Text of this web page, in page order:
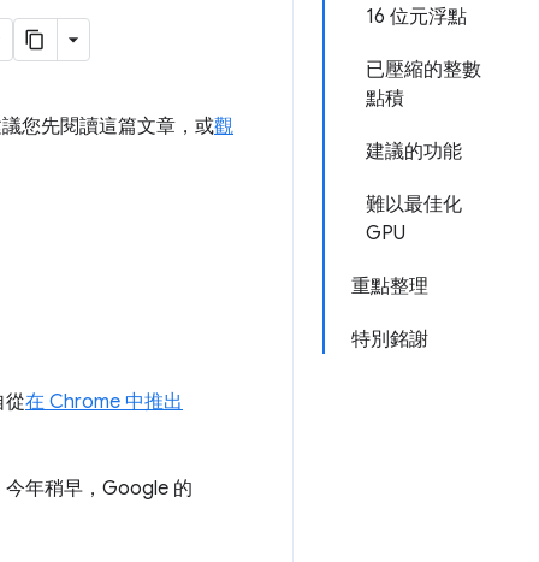
16 位元浮點
已壓縮的整數
點積
建議的功能
難以最佳化
GPU
重點整理
特別銘謝
您先閱讀這篇文章，或觀
從在 Chrome 中推出
年稍早，Google 的